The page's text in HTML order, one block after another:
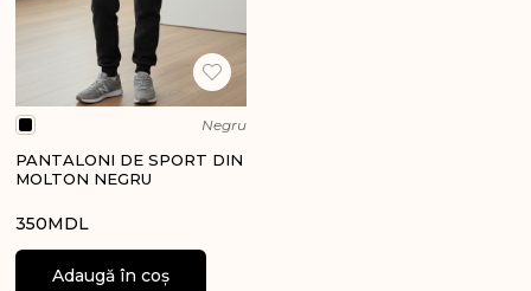
Negru
PANTALONI DE SPORT DIN
MOLTON NEGRU
350MDL
Adaugă în coș